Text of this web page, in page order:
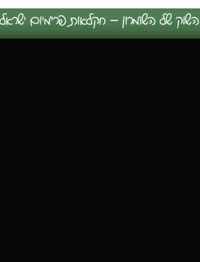
השוק של השומרון – חקלאות פרימיום